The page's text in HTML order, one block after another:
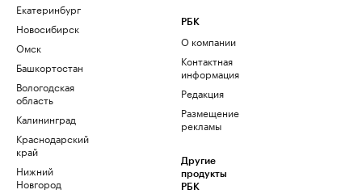
Екатеринбург
Новосибирск
Омск
Башкортостан
Вологодская
область
Калининград
Краснодарский
край
Нижний
Новгород
РБК
О компании
Контактная
информация
Редакция
Размещение
рекламы
Другие
продукты
РБК